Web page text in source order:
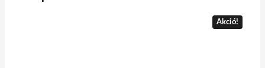
Akció!